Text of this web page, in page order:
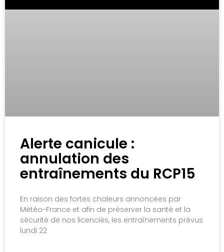
Alerte canicule :
annulation des
entraînements du RCP15
En raison des fortes chaleurs annoncées par
Météo-France et afin de préserver la santé et la
sécurité de nos licenciés, les entraînements prévus
lundi 22